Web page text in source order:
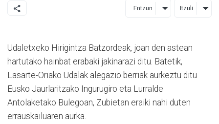
Entzun Itzuli
Udaletxeko Hirigintza Batzordeak, joan den astean
hartutako hainbat erabaki jakinarazi ditu. Batetik,
Lasarte-Oriako Udalak alegazio berriak aurkeztu ditu
Eusko Jaurlaritzako Ingurugiro eta Lurralde
Antolaketako Bulegoan, Zubietan eraiki nahi duten
errauskailuaren aurka.